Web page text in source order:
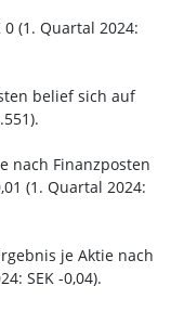
(1. Quartal 2024:
belief sich auf
nach Finanzposten
(1. Quartal 2024:
je Aktie nach
SEK -0,04).